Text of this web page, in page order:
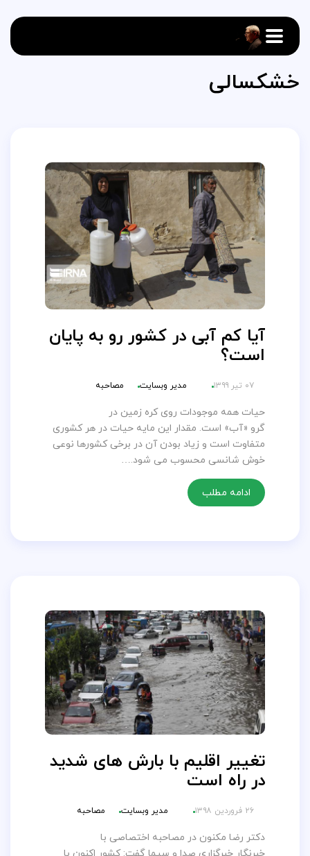
خشکسالی
آیا کم آبی در کشور رو به پایان
است؟
۰۷ تیر ۱۳۹۹ مدیر وبسایت مصاحبه
حیات همه موجودات روی کره زمین در
گرو «آب» است. مقدار این مایه حیات در هر کشوری
متفاوت است و زیاد بودن آن در برخی کشورها نوعی
خوش شانسی محسوب می شود.…
ادامه مطلب
تغییر اقلیم با بارش های شدید
در راه است
۲۶ فروردین ۱۳۹۸ مدیر وبسایت مصاحبه
دکتر رضا مکنون در مصاحبه اختصاصی با